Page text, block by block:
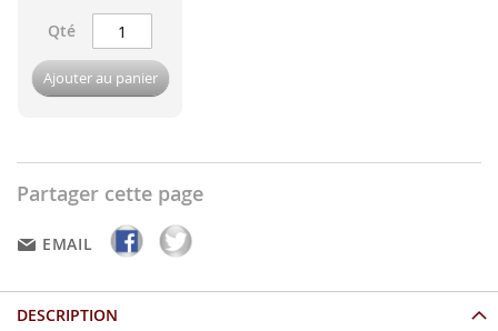
Qté
Ajouter au panier
Partager cette page
EMAIL
DESCRIPTION